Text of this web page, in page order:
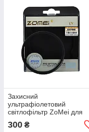
Захисний
ультрафіолетовий
світлофільтр ZoMei для
об'єктива фотокамери -
мм
300 ₴